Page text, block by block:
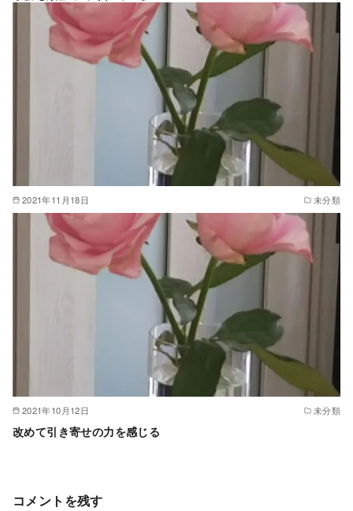
2021年11月18日 未分類
2021年10月12日 未分類
改めて引き寄せの力を感じる
コメントを残す